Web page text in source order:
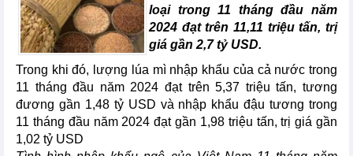
loại trong 11 tháng đầu năm
2024 đạt trên 11,11 triệu tấn, trị
giá gần 2,7 tỷ USD.
Trong khi đó, lượng lúa mì nhập khẩu của cả nước trong
11 tháng đầu năm 2024 đạt trên 5,37 triệu tấn, tương
đương gần 1,48 tỷ USD và nhập khẩu đậu tương trong
11 tháng đầu năm 2024 đạt gần 1,98 triệu tấn, trị giá gần
1,02 tỷ USD